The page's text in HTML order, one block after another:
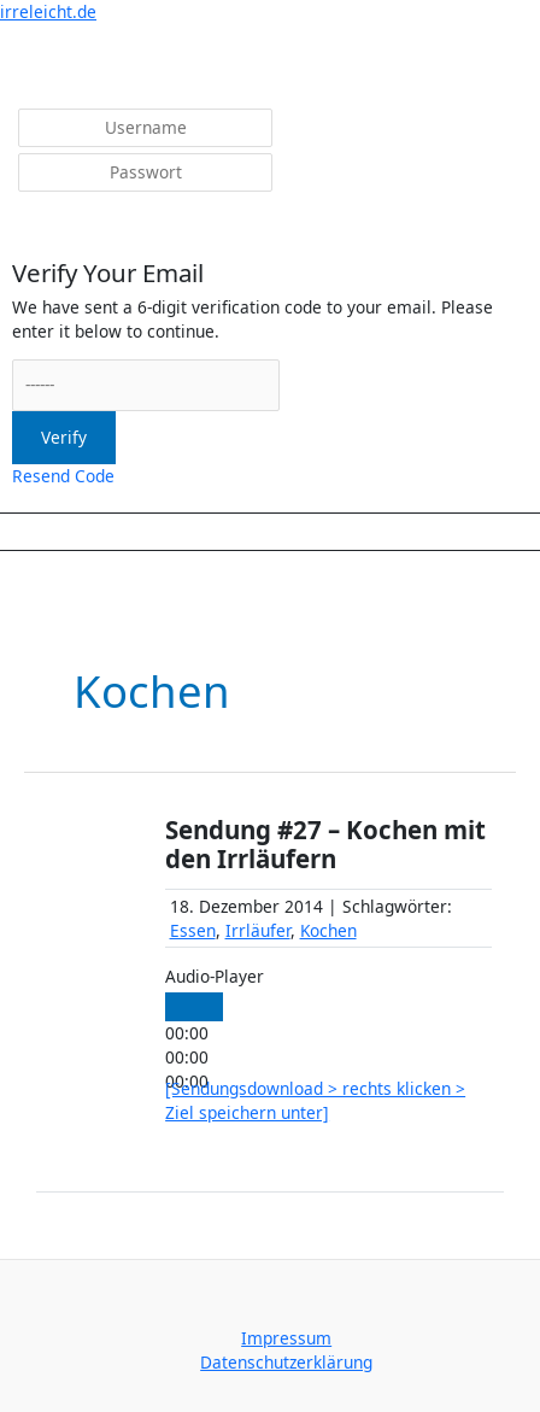
irreleicht.de
Verify Your Email
We have sent a 6-digit verification code to your email. Please
enter it below to continue.
Verify
Resend Code
Menü
Kochen
Sendung #27 – Kochen mit
den Irrläufern
18. Dezember 2014 | Schlagwörter:
Essen, Irrläufer, Kochen
Audio-Player
00:00
00:00
00:00
[Sendungsdownload > rechts klicken >
Ziel speichern unter]
Impressum
Datenschutzerklärung